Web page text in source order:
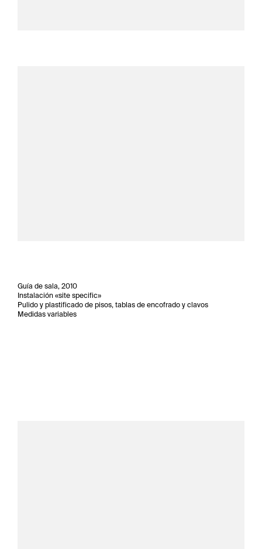
Guía de sala, 2010
Instalación «site specific»
Pulido y plastificado de pisos, tablas de encofrado y clavos
Medidas variables